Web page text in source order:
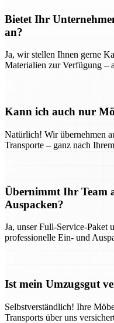
Bietet Ihr
an?
Ja, wir stellen Ihnen gerne
Materialien zur Verfügung –
Kann ich auch nur
Natürlich! Wir übernehmen
Transporte – ganz nach
Übernimmt Ihr Team
Auspacken?
Ja, unser Full-Service-Paket
professionelle Ein- und
Ist mein Umzugsgut
Selbstverständlich! Ihre
Transports über uns